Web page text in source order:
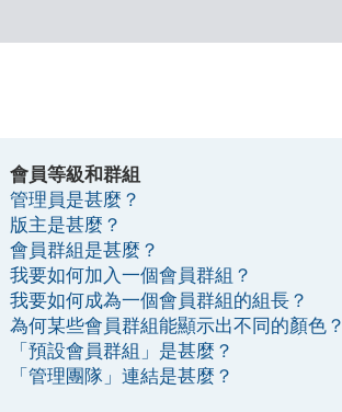
會員等級和群組
管理員是甚麼？
版主是甚麼？
會員群組是甚麼？
我要如何加入一個會員群組？
我要如何成為一個會員群組的組長？
為何某些會員群組能顯示出不同的顏色？
「預設會員群組」是甚麼？
「管理團隊」連結是甚麼？